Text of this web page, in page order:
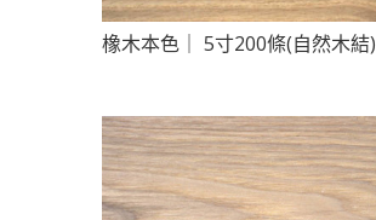
橡木本色｜ 5寸200條(自然木結)